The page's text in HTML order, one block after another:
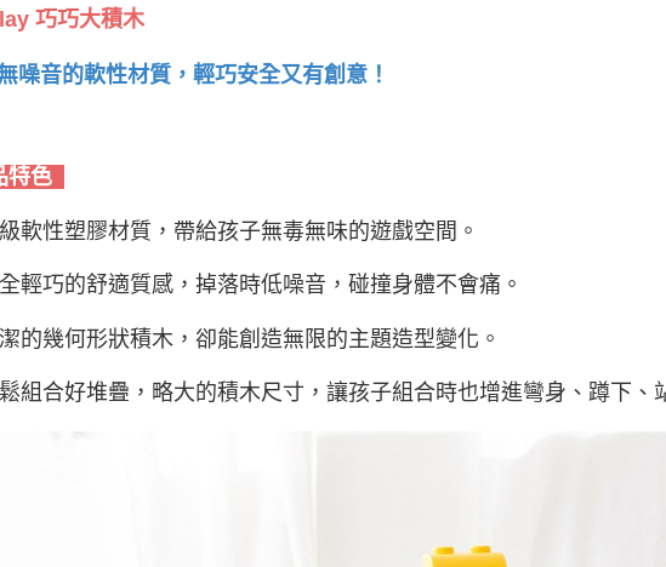
巧巧大積木
噪音的軟性材質，輕巧安全又有創意！
特色
軟性塑膠材質，帶給孩子無毒無味的遊戲空間。
輕巧的舒適質感，掉落時低噪音，碰撞身體不會痛。
的幾何形狀積木，卻能創造無限的主題造型變化。
組合好堆疊，略大的積木尺寸，讓孩子組合時也增進彎身、蹲下、